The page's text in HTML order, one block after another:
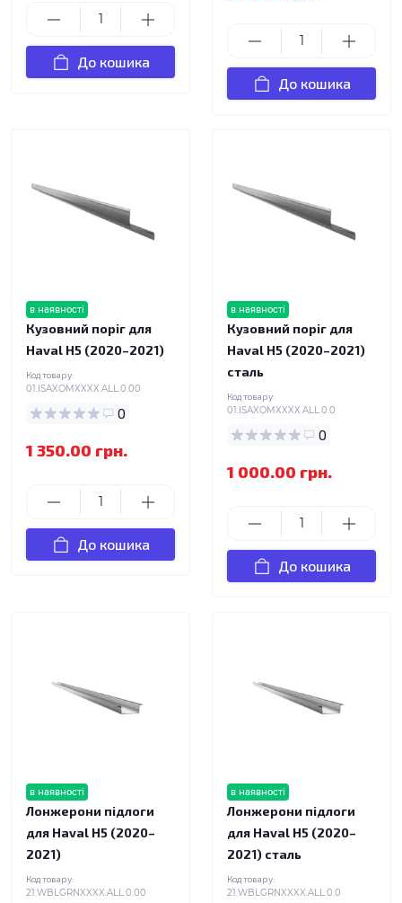
До кошика
До кошика
в наявності
Кузовний поріг для
Haval H5 (2020–2021)
Код товару:
01.ISAXOMXXXX.ALL.0.00
0
1 350.00 грн.
До кошика
в наявності
Кузовний поріг для
Haval H5 (2020–2021)
сталь
Код товару:
01.ISAXOMXXXX.ALL.0.0
0
1 000.00 грн.
До кошика
в наявності
Лонжерони підлоги
для Haval H5 (2020–
2021)
Код товару:
21.WBLGRNXXXX.ALL.0.00
в наявності
Лонжерони підлоги
для Haval H5 (2020–
2021) сталь
Код товару:
21.WBLGRNXXXX.ALL.0.0